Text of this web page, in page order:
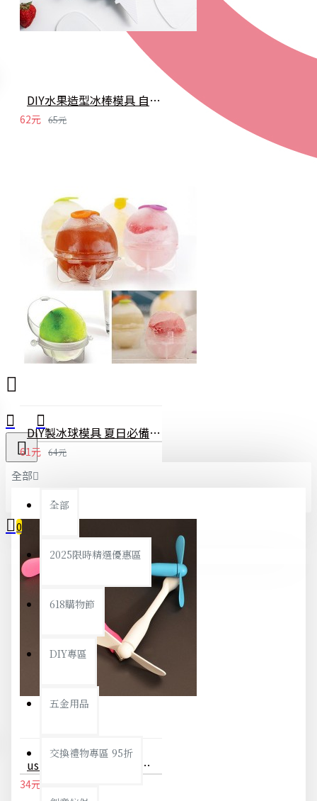
全部
全部
2025限時精選優惠區
618購物節
DIY專區
五金用品
交換禮物專區 95折
0
您的購物車內沒有商品！
DIY水果造型冰棒模具 自製雪糕冰棒 製冰模型
62元 65元
DIY製冰球模具 夏日必備圓形冰塊製作模型 大號圓形冰塊模 4個裝
61元 64元
usb手持風扇 迷你隨身風扇 可接電腦行動電源
34元